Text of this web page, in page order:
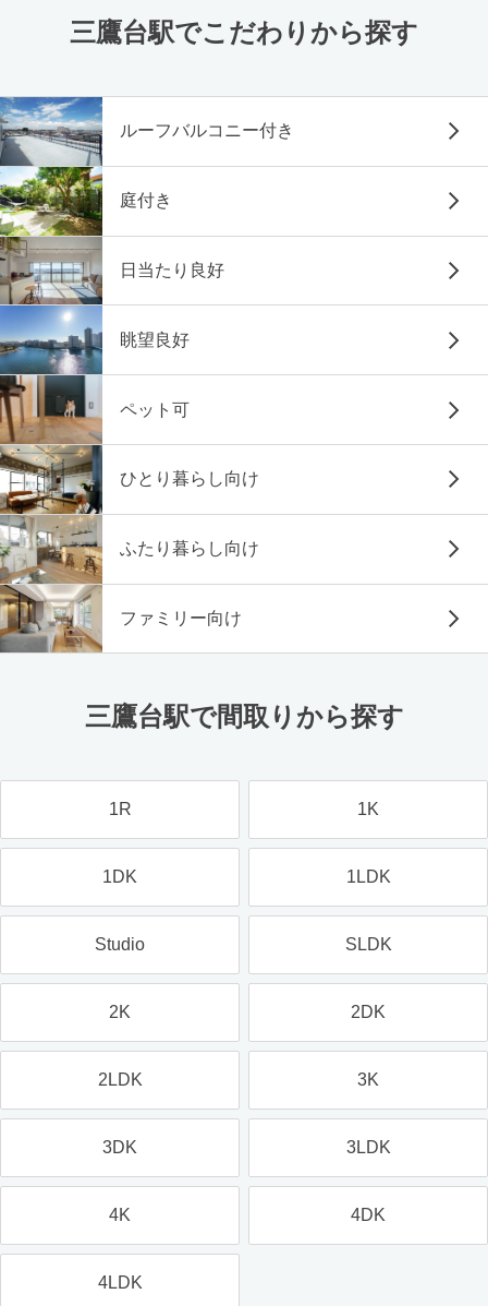
三鷹台駅でこだわりから探す
ルーフバルコニー付き
庭付き
日当たり良好
眺望良好
ペット可
ひとり暮らし向け
ふたり暮らし向け
ファミリー向け
三鷹台駅で間取りから探す
1R 1K
1DK 1LDK
Studio SLDK
2K 2DK
2LDK 3K
3DK 3LDK
4K 4DK
4LDK